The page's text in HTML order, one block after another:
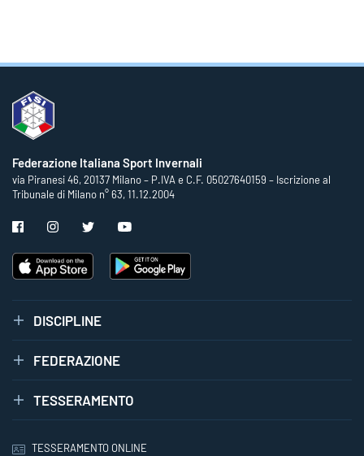
Federazione Italiana Sport Invernali
via Piranesi 46, 20137 Milano – P.IVA e C.F. 05027640159 – Iscrizione al
Tribunale di Milano n° 63, 11.12.2004
DISCIPLINE
FEDERAZIONE
TESSERAMENTO
TESSERAMENTO ONLINE